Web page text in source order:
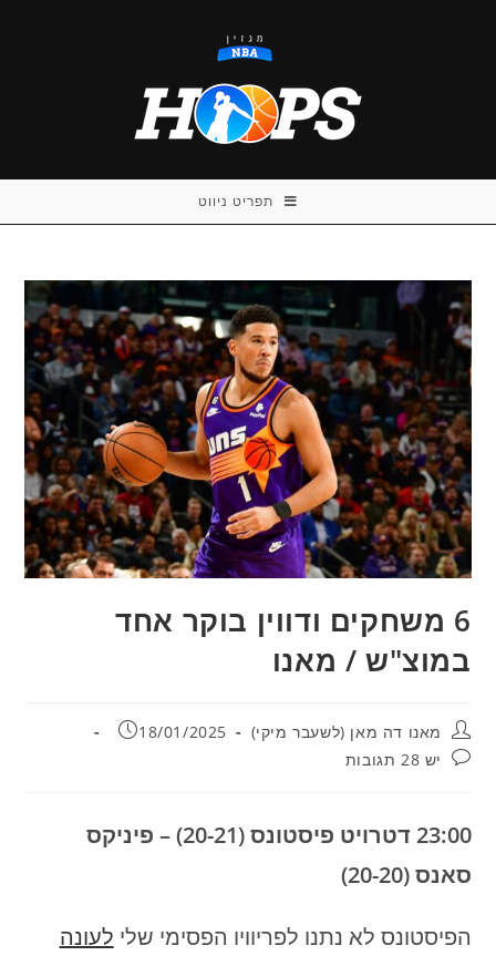
תפריט ניווט
6 משחקים ודווין בוקר אחד
במוצ"ש / מאנו
מחבר:מאנו דה מאן (לשעבר מיקי) פורסם:
18/01/2025
תגובות:
יש 28 תגובות
23:00 דטרויט פיסטונס (20-21) – פיניקס
סאנס (20-20)
הפיסטונס לא נתנו לפריוויו הפסימי שלי לעונה